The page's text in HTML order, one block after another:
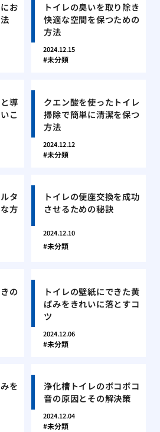
お
トイレの臭いを取り除き
快適な空間を保つための
方法
2024.12.15
未分類
導
こ
クエン酸を使ったトイレ
掃除で簡単に清潔を保つ
方法
2024.12.12
未分類
タ
方
トイレの便座交換を成功
させるための秘訣
2024.12.10
未分類
の
トイレの壁紙にできた黄
ばみをきれいに落とすコ
ツ
2024.12.06
未分類
を
浄化槽トイレのボコボコ
音の原因とその解決策
2024.12.04
未分類